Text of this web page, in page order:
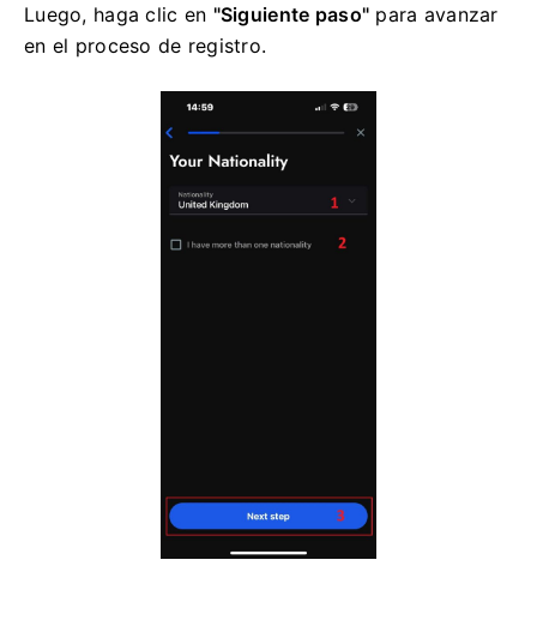
Luego, haga clic en "Siguiente paso" para avanzar
en el proceso de registro.